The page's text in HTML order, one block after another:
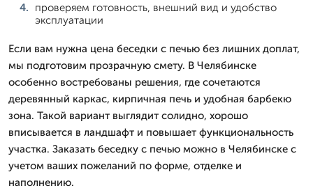
проверяем готовность, внешний вид и удобство
эксплуатации
Если вам нужна цена беседки с печью без лишних доплат,
мы подготовим прозрачную смету. В Челябинске
особенно востребованы решения, где сочетаются
деревянный каркас, кирпичная печь и удобная барбекю
зона. Такой вариант выглядит солидно, хорошо
вписывается в ландшафт и повышает функциональность
участка. Заказать беседку с печью можно в Челябинске с
учетом ваших пожеланий по форме, отделке и
наполнению.